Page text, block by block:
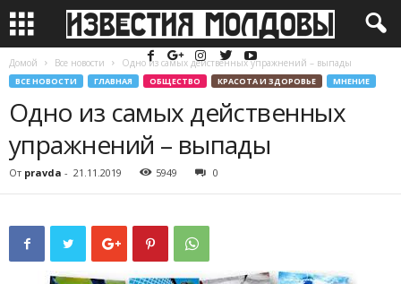
Домой Все новости Одно из самых действенных упражнений – выпады
ВСЕ НОВОСТИ ГЛАВНАЯ ОБЩЕСТВО КРАСОТА И ЗДОРОВЬЕ МНЕНИЕ
Одно из самых действенных
упражнений – выпады
От pravda - 21.11.2019 5949 0